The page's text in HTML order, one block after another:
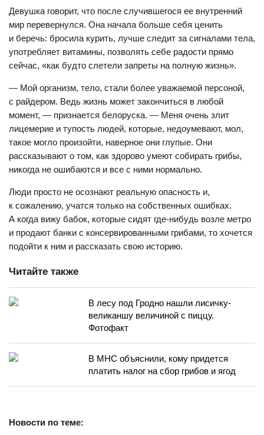
Девушка говорит, что после случившегося ее внутренний
мир перевернулся. Она начала больше себя ценить
и беречь: бросила курить, лучше следит за сигналами тела,
употребляет витамины, позволять себе радости прямо
сейчас, «как будто слетели запреты на полную жизнь».
— Мой организм, тело, стали более уважаемой персоной,
с райдером. Ведь жизнь может закончиться в любой
момент, — признается белоруска. — Меня очень злит
лицемерие и тупость людей, которые, недоумевают, мол,
такое могло произойти, наверное они глупые. Они
рассказывают о том, как здорово умеют собирать грибы,
никогда не ошибаются и все с ними нормально.
Люди просто не осознают реальную опасность и,
к сожалению, учатся только на собственных ошибках.
А когда вижу бабок, которые сидят где-нибудь возле метро
и продают банки с консервированными грибами, то хочется
подойти к ним и рассказать свою историю.
Читайте также
В лесу под Гродно нашли лисичку-
великаншу величиной с пиццу.
Фотофакт
В МНС объяснили, кому придется
платить налог на сбор грибов и ягод
Новости по теме: